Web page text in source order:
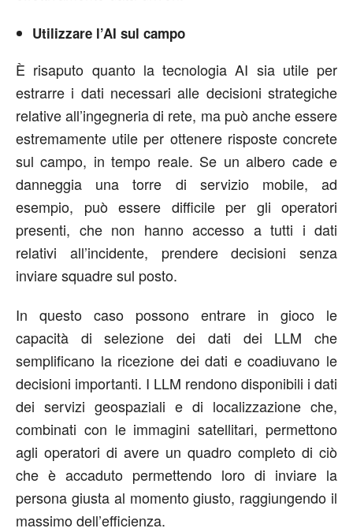
Utilizzare l’AI sul campo
È risaputo quanto la tecnologia AI sia utile per
estrarre i dati necessari alle decisioni strategiche
relative all’ingegneria di rete, ma può anche essere
estremamente utile per ottenere risposte concrete
sul campo, in tempo reale. Se un albero cade e
danneggia una torre di servizio mobile, ad
esempio, può essere difficile per gli operatori
presenti, che non hanno accesso a tutti i dati
relativi all’incidente, prendere decisioni senza
inviare squadre sul posto.
In questo caso possono entrare in gioco le
capacità di selezione dei dati dei LLM che
semplificano la ricezione dei dati e coadiuvano le
decisioni importanti. I LLM rendono disponibili i dati
dei servizi geospaziali e di localizzazione che,
combinati con le immagini satellitari, permettono
agli operatori di avere un quadro completo di ciò
che è accaduto permettendo loro di inviare la
persona giusta al momento giusto, raggiungendo il
massimo dell’efficienza.